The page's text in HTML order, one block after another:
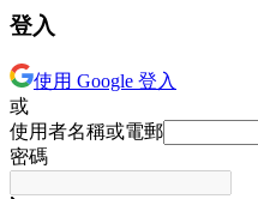
登入
使用 Google 登入
或
使用者名稱或電郵
密碼